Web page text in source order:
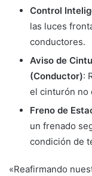
Control
las luces
conductores.
Aviso de
(Conductor):
el cinturón no
Freno de
un frenado
condición de
«Reafirmando